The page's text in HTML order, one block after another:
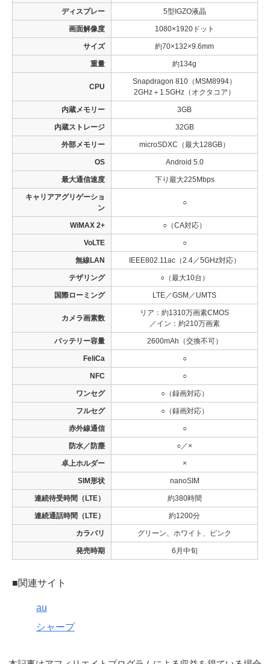
ディスプレー 5型IGZO液晶
画面解像度 1080×1920ドット
サイズ 約70×132×9.6mm
重量 約134g
CPU
Snapdragon 810（MSM8994）
2GHz＋1.5GHz（オクタコア）
内蔵メモリー 3GB
内蔵ストレージ 32GB
外部メモリー microSDXC（最大128GB）
OS Android 5.0
最大通信速度 下り最大225Mbps
キャリアアグリゲーショ
ン
○
WiMAX 2+ ○（CA対応）
VoLTE ○
無線LAN IEEE802.11ac（2.4／5GHz対応）
テザリング ○（最大10台）
国際ローミング LTE／GSM／UMTS
カメラ画素数
リア：約1310万画素CMOS
／イン：約210万画素
バッテリー容量 2600mAh（交換不可）
FeliCa ○
NFC ○
ワンセグ ○（録画対応）
フルセグ ○（録画対応）
赤外線通信 ○
防水／防塵 ○／×
卓上ホルダー ×
SIM形状 nanoSIM
連続待受時間（LTE） 約380時間
連続通話時間（LTE） 約1200分
カラバリ グリーン、ホワイト、ピンク
発売時期 6月中旬
■関連サイト
au
シャープ